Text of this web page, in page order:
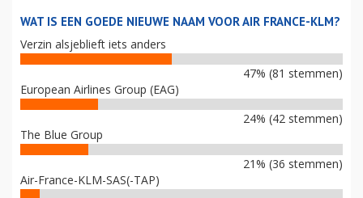
WAT IS EEN GOEDE NIEUWE NAAM VOOR AIR FRANCE-KLM?
Verzin alsjeblieft iets anders
47% (81 stemmen)
European Airlines Group (EAG)
24% (42 stemmen)
The Blue Group
21% (36 stemmen)
Air-France-KLM-SAS(-TAP)